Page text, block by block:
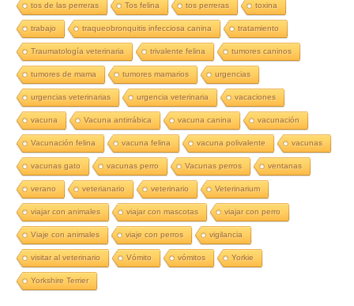
tos de las perreras Tos felina tos perreras toxina
trabajo traqueobronquitis infecciosa canina tratamiento
Traumatología veterinaria trivalente felina tumores caninos
tumores de mama tumores mamarios urgencias
urgencias veterinarias urgencia veterinaria vacaciones
vacuna Vacuna antirrábica vacuna canina vacunación
Vacunación felina vacuna felina vacuna polivalente vacunas
vacunas gato vacunas perro Vacunas perros ventanas
verano veterianario veterinario Veterinarium
viajar con animales viajar con mascotas viajar con perro
Viaje con animales viaje con perros vigilancia
visitar al veterinario Vómito vómitos Yorkie
Yorkshire Terrier